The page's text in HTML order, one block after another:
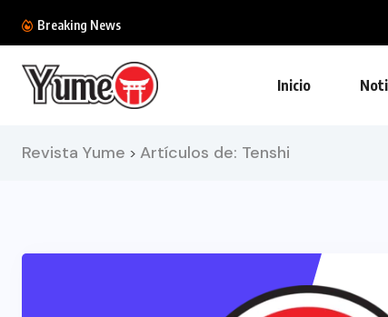
Breaking News
Inicio
Revista Yume > Artículos de: Tenshi